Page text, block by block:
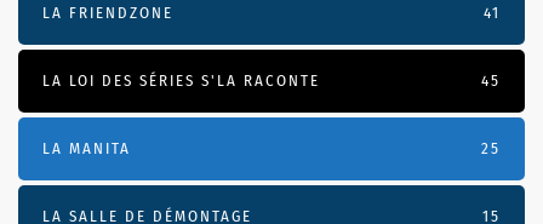
LA FRIENDZONE 41
LA LOI DES SÉRIES S'LA RACONTE 45
LA MANITA 25
LA SALLE DE DÉMONTAGE 15